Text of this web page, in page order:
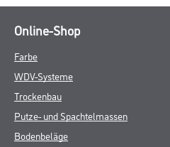
Online-Shop
Farbe
WDV-Systeme
Trockenbau
Putze- und Spachtelmassen
Bodenbeläge